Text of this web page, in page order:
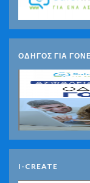
ΟΔΗΓΟΣ ΓΙΑ
I-CREATE